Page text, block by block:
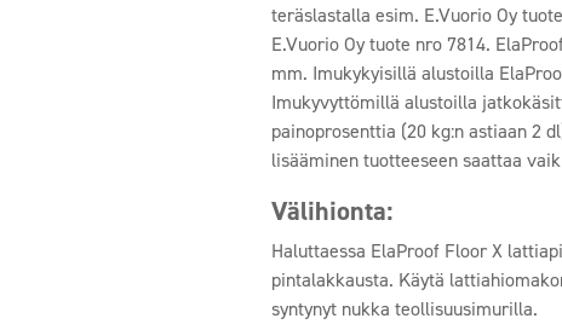
teräslastalla esim. E.Vuorio Oy
E.Vuorio Oy tuote nro 7814.
mm. Imukykyisillä alustoilla
Imukyvyttömillä alustoilla
painoprosenttia (20 kg:n astiaan 2
lisääminen tuotteeseen saattaa
Välihionta:
Haluttaessa ElaProof Floor X
pintalakkausta. Käytä
syntynyt nukka teollisuusimurilla.